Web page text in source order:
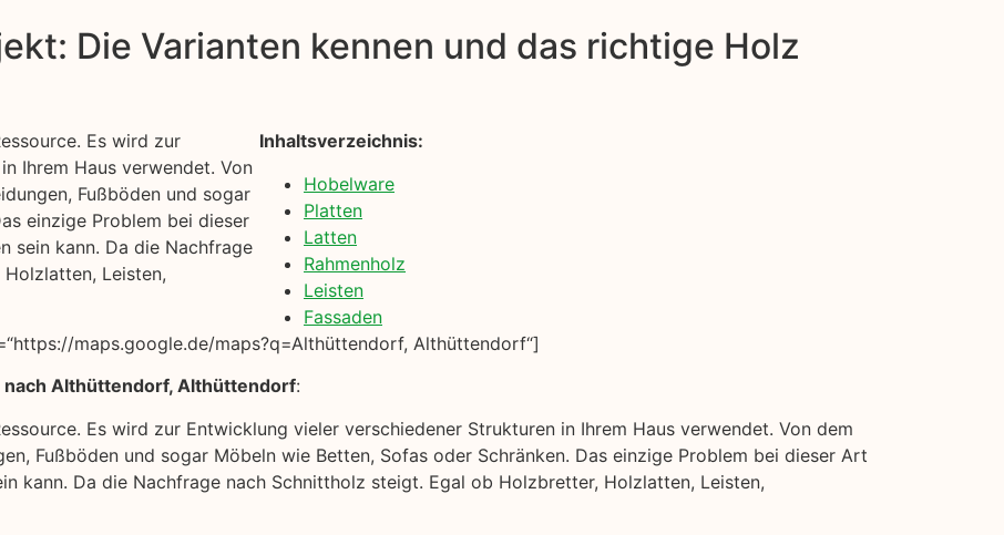
Die Varianten kennen und das richtige Holz
Es wird zur
Ihrem Haus verwendet. Von
Fußböden und sogar
einzige Problem bei dieser
sein kann. Da die Nachfrage
Leisten,
Inhaltsverzeichnis:
Hobelware
Platten
Latten
Rahmenholz
Leisten
Fassaden
maps.google.de/maps?q=Althüttendorf, Althüttendorf“]
nach Althüttendorf, Althüttendorf:
Es wird zur Entwicklung vieler verschiedener Strukturen in Ihrem Haus verwendet. Von dem
Fußböden und sogar Möbeln wie Betten, Sofas oder Schränken. Das einzige Problem bei dieser Art
kann. Da die Nachfrage nach Schnittholz steigt. Egal ob Holzbretter, Holzlatten, Leisten,